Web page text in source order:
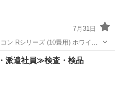
7月31日
ン Rシリーズ (10畳用) ホワイト
節、空調家電 冷房
派遣社員≫検査・検品